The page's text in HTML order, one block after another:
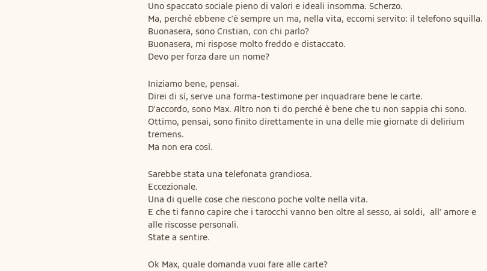
Uno spaccato sociale pieno di valori e ideali insomma. Scherzo.
Ma, perché ebbene c'è sempre un ma, nella vita, eccomi servito: il telefono squilla.
Buonasera, sono Cristian, con chi parlo?
Buonasera, mi rispose molto freddo e distaccato.
Devo per forza dare un nome?
Iniziamo bene, pensai.
Direi di sì, serve una forma-testimone per inquadrare bene le carte.
D'accordo, sono Max. Altro non ti do perché è bene che tu non sappia chi sono.
Ottimo, pensai, sono finito direttamente in una delle mie giornate di delirium
tremens.
Ma non era così.
Sarebbe stata una telefonata grandiosa.
Eccezionale.
Una di quelle cose che riescono poche volte nella vita.
E che ti fanno capire che i tarocchi vanno ben oltre al sesso, ai soldi,  all' amore e
alle riscosse personali.
State a sentire.
Ok Max, quale domanda vuoi fare alle carte?